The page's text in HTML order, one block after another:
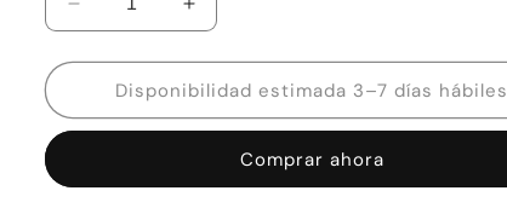
Reducir
cantidad
para
Telescopio
PowerSeeker
Celestron
Aumentar
cantidad
para
Telescopio
PowerSeeker
Celestron
Disponibilidad estimada 3–7 días hábiles
Comprar ahora